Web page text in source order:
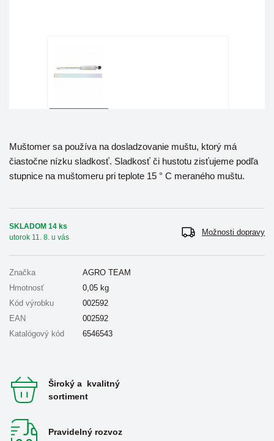
Muštomer sa používa na dosladzovanie muštu, ktorý má
čiastočne nízku sladkosť. Sladkosť či hustotu zisťujeme podľa
stupnice na muštomeru pri teplote 15 ° C meraného muštu.
SKLADOM 14 ks
utorok 11. 8. u vás
Možnosti dopravy
Značka
AGRO TEAM
Hmotnosť
0,05 kg
Kód výrobku
002592
EAN
002592
Katalógový kód
6546543
Široký a kvalitný
sortiment
Pravidelný rozvoz